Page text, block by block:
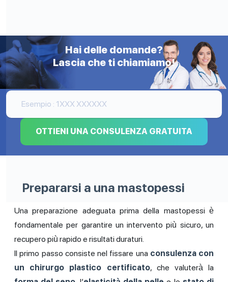
Hai delle domande?
Lascia che ti chiamiamo!
OTTIENI UNA CONSULENZA GRATUITA
Prepararsi a una mastopessi
Una preparazione adeguata prima della mastopessi è
fondamentale per garantire un intervento più sicuro, un
recupero più rapido e risultati duraturi.
Il primo passo consiste nel fissare una consulenza con
un chirurgo plastico certificato, che valuterà la